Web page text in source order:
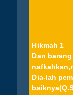
Hikmah 1
Dan
Dia-lah